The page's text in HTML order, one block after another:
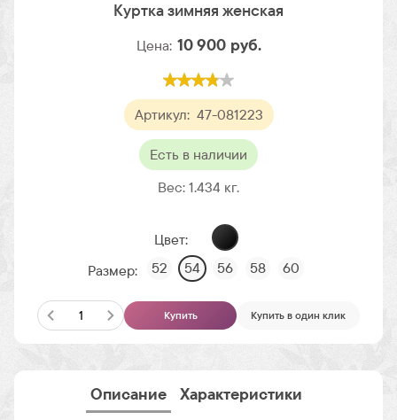
Куртка зимняя женская
Артикул: 47-081223
Есть в наличии
Вес:1.434 кг.
Цена: 10 900 руб.
Цвет:
Размер:
52 54 56 58 60
Купить Купить в один клик
Описание
Характеристики